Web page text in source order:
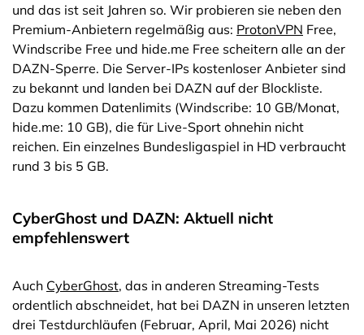
und das ist seit Jahren so. Wir probieren sie neben den
Premium-Anbietern regelmäßig aus: ProtonVPN Free,
Windscribe Free und hide.me Free scheitern alle an der
DAZN-Sperre. Die Server-IPs kostenloser Anbieter sind
zu bekannt und landen bei DAZN auf der Blockliste.
Dazu kommen Datenlimits (Windscribe: 10 GB/Monat,
hide.me: 10 GB), die für Live-Sport ohnehin nicht
reichen. Ein einzelnes Bundesligaspiel in HD verbraucht
rund 3 bis 5 GB.
CyberGhost und DAZN: Aktuell nicht
empfehlenswert
Auch CyberGhost, das in anderen Streaming-Tests
ordentlich abschneidet, hat bei DAZN in unseren letzten
drei Testdurchläufen (Februar, April, Mai 2026) nicht